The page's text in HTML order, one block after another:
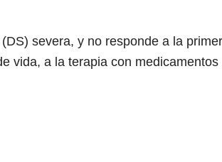
severa, y no responde a la
vida, a la terapia con